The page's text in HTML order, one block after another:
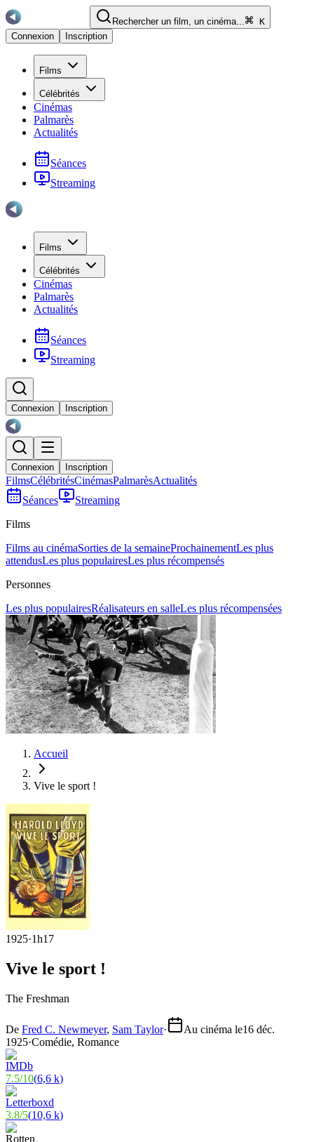
Rechercher un film, un cinéma...
K
Connexion
Inscription
Films
Célébrités
Cinémas
Palmarès
Actualités
Séances
Streaming
Films
Célébrités
Cinémas
Palmarès
Actualités
Séances
Streaming
Connexion Inscription
Connexion Inscription
FilmsCélébritésCinémasPalmarèsActualités
Séances
Streaming
Films
Films au cinémaSorties de la semaineProchainementLes plus
attendusLes plus populairesLes plus récompensés
Personnes
Les plus populairesRéalisateurs en salleLes plus récompensées
Accueil
Vive le sport !
1925·1h17
Vive le sport !
The Freshman
De Fred C. Newmeyer, Sam Taylor· Au cinéma le16 déc.
1925·Comédie, Romance
7.5/10(6,6 k)
3.8/5(10,6 k)